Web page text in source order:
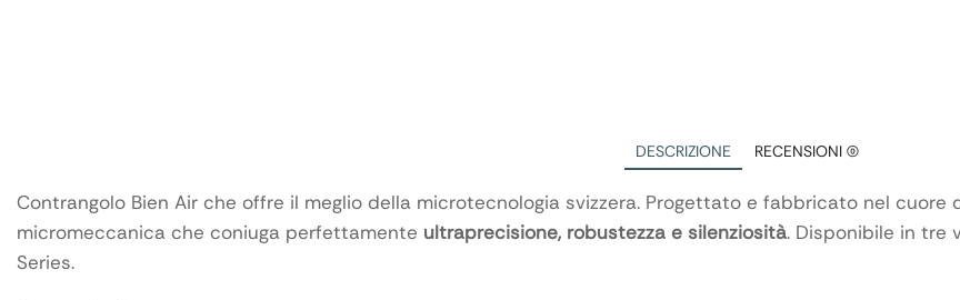
DESCRIZIONE RECENSIONI (0)
Contrangolo Bien Air che offre il meglio della microtecnologia svizzera. Progettato e fabbricato nel
micromeccanica che coniuga perfettamente ultraprecisione, robustezza e silenziosità. Disponibile in tre
Series.